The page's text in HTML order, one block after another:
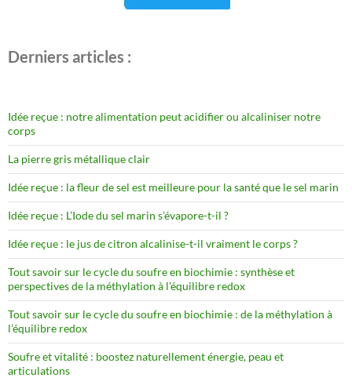
Derniers articles :
Idée reçue : notre alimentation peut acidifier ou alcaliniser notre
corps
La pierre gris métallique clair
Idée reçue : la fleur de sel est meilleure pour la santé que le sel marin
Idée reçue : L’Iode du sel marin s’évapore-t-il ?
Idée reçue : le jus de citron alcalinise-t-il vraiment le corps ?
Tout savoir sur le cycle du soufre en biochimie : synthèse et
perspectives de la méthylation à l’équilibre redox
Tout savoir sur le cycle du soufre en biochimie : de la méthylation à
l’équilibre redox
Soufre et vitalité : boostez naturellement énergie, peau et
articulations